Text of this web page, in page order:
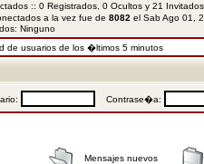
:: 0 Registrados, 0 Ocultos y 21
a la vez fue de 8082 el Sab Ago 01,
Ninguno
de usuarios de los �ltimos 5 minutos
Contrase�a:
Mensajes nuevos